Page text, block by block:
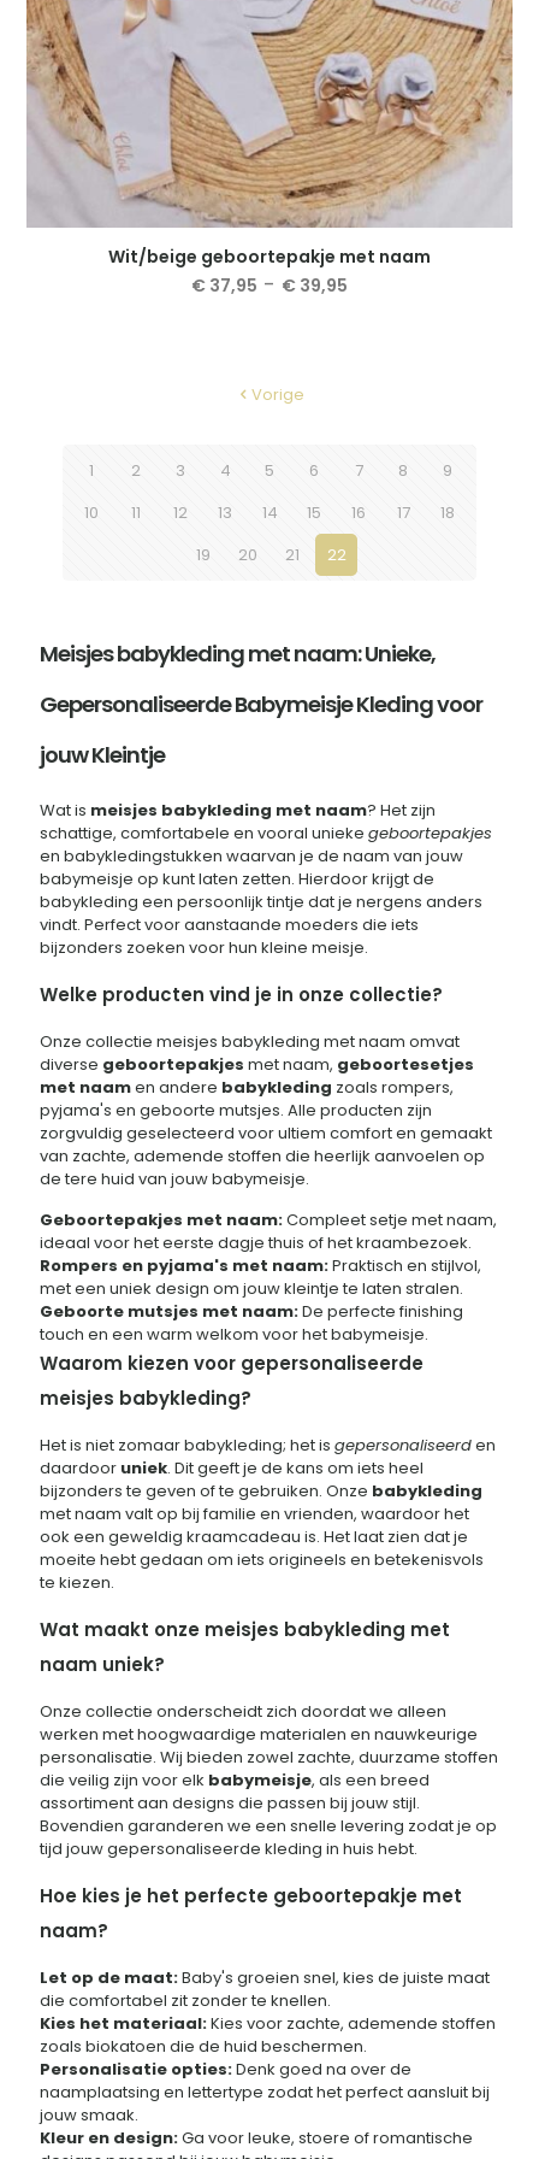
Wit/beige geboortepakje met naam
€ 37,95 - € 39,95
meerdere
variaties.
kan
worden
op
Vorige
1 2 3 4 5 6 7 8
9
10
11 12 13 14 15 16 17
18
19
20 21 22
Meisjes babykleding met naam: Unieke,
Gepersonaliseerde Babymeisje Kleding voor
jouw Kleintje
Wat is meisjes babykleding met naam? Het zijn
schattige, comfortabele en vooral unieke geboortepakjes
en babykledingstukken waarvan je de naam van jouw
babymeisje op kunt laten zetten. Hierdoor krijgt de
babykleding een persoonlijk tintje dat je nergens anders
vindt. Perfect voor aanstaande moeders die iets
bijzonders zoeken voor hun kleine meisje.
Welke producten vind je in onze collectie?
Onze collectie meisjes babykleding met naam omvat
diverse geboortepakjes met naam, geboortesetjes
met naamen andere babykleding zoals rompers,
pyjama's en geboorte mutsjes. Alle producten zijn
zorgvuldig geselecteerd voor ultiem comfort en gemaakt
van zachte, ademende stoffen die heerlijk aanvoelen op
de tere huid van jouw babymeisje.
Geboortepakjes met naam:Compleet setje met naam,
ideaal voor het eerste dagje thuis of het kraambezoek.
Rompers en pyjama's met naam:Praktisch en stijlvol,
met een uniek design om jouw kleintje te laten stralen.
Geboorte mutsjes met naam:De perfecte finishing
touch en een warm welkom voor het babymeisje.
Waarom kiezen voor gepersonaliseerde
meisjes babykleding?
Het is niet zomaar babykleding; het is gepersonaliseerden
daardoor uniek. Dit geeft je de kans om iets heel
bijzonders te geven of te gebruiken. Onze babykleding
met naam valt op bij familie en vrienden, waardoor het
ook een geweldig kraamcadeau is. Het laat zien dat je
moeite hebt gedaan om iets origineels en betekenisvols
te kiezen.
Wat maakt onze meisjes babykleding met
naam uniek?
Onze collectie onderscheidt zich doordat we alleen
werken met hoogwaardige materialen en nauwkeurige
personalisatie. Wij bieden zowel zachte, duurzame stoffen
die veilig zijn voor elk babymeisje, als een breed
assortiment aan designs die passen bij jouw stijl.
Bovendien garanderen we een snelle levering zodat je op
tijd jouw gepersonaliseerde kleding in huis hebt.
Hoe kies je het perfecte geboortepakje met
naam?
Let op de maat:Baby's groeien snel, kies de juiste maat
die comfortabel zit zonder te knellen.
Kies het materiaal:Kies voor zachte, ademende stoffen
zoals biokatoen die de huid beschermen.
Personalisatie opties:Denk goed na over de
naamplaatsing en lettertype zodat het perfect aansluit bij
jouw smaak.
Kleur en design:Ga voor leuke, stoere of romantische